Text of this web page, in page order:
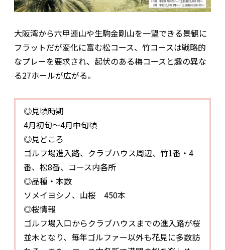
大阪湾から六甲連山や生駒金剛山を一望できる景観に
フラットだが変化に富む松コース、竹コースは戦略的
なプレーを要求され、起伏のある梅コースと趣の異な
る27ホールが広がる。
◎見頃時期
4月初旬～4月中旬頃
◎見どころ
ゴルフ場進入路、クラブハウス周辺、竹1番・4
番、松8番、コース内各所
◎品種・本数
ソメイヨシノ、山桜 450本
◎桜情報
ゴルフ場入口からクラブハウスまでの進入路が桜
並木となり、毎年ゴルファー以外も花見に多数訪